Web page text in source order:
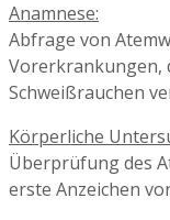
Anamnese:
Abfrage von
Vorerkrankungen,
Schweißrauchen
Körperliche
Überprüfung des
erste Anzeichen